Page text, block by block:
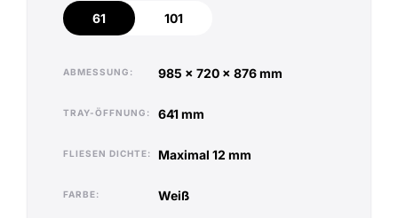
61
61
101
101
ABMESSUNG 985 x 720 x 876 mm
TRAY-ÖFFNUNG 641 mm
FLIESEN DICHTE maximal 12 mm
FARBE weiß